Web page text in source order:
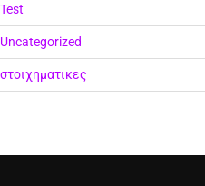
Test
Uncategorized
στοιχηματικες